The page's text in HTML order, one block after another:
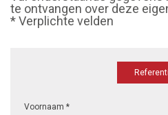
te ontvangen over deze
* Verplichte velden
Voornaam *